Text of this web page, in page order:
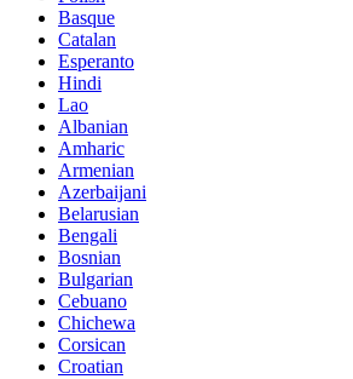
Basque
Catalan
Esperanto
Hindi
Lao
Albanian
Amharic
Armenian
Azerbaijani
Belarusian
Bengali
Bosnian
Bulgarian
Cebuano
Chichewa
Corsican
Croatian